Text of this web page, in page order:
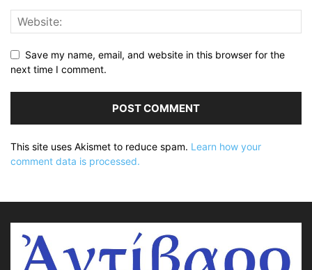
Save my name, email, and website in this browser for the
next time I comment.
This site uses Akismet to reduce spam. Learn how your
comment data is processed.